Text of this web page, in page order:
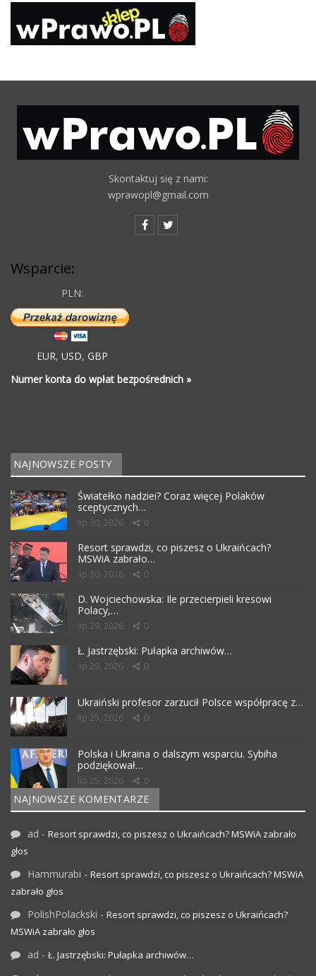
Skontaktuj się z nami:
wprawopl@gmail.com
Wsparcie:
PLN:
EUR, USD, GBP
Numer konta do wpłat bezpośrednich »
NAJNOWSZE POSTY
Światełko nadziei? Coraz więcej Polaków
sceptycznych…
lip 30, 2026 0
Resort sprawdzi, co piszesz o Ukraińcach?
MSWiA zabrało…
lip 30, 2026 0
D. Wojciechowska: Ile przecierpieli kresowi
Polacy,…
lip 29, 2026 0
Ł. Jastrzębski: Pułapka archiwów…
lip 29, 2026 0
Ukraiński profesor zarzucił Polsce współpracę z…
lip 25, 2026 0
Polska i Ukraina o dalszym wsparciu. Sybiha
podziękował…
lip 25, 2026 0
NAJNOWSZE KOMENTARZE
ad - Resort sprawdzi, co piszesz o Ukraińcach? MSWiA zabrało
głos
Hammurabi - Resort sprawdzi, co piszesz o Ukraińcach? MSWiA
zabrało głos
PolishPolackski - Resort sprawdzi, co piszesz o Ukraińcach?
MSWiA zabrało głos
ad - Ł. Jastrzębski: Pułapka archiwów…